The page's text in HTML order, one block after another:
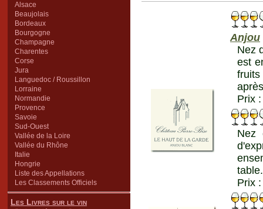
Alsace
Beaujolais
Bordeaux
Bourgogne
Champagne
Charentes
Corse
Jura
Languedoc / Roussillon
Lorraine
Normandie
Provence
Savoie
Sud-Ouest
Vallée de la Loire
Vallée du Rhône
Italie
Hongrie
Liste des Appellations
Les Classements Officiels
Les Livres sur le vin
Anjou
Nez
est
Prix
Nez
Prix